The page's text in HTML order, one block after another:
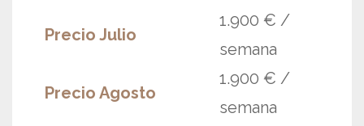
Precio Julio
1.900 € /
semana
Precio Agosto
1.900 € /
semana